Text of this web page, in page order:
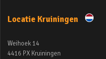
Locatie Kruiningen
Weihoek 14
4416 PX Kruiningen